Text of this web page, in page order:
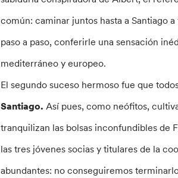
común: caminar juntos hasta a Santiago
paso a paso, conferirle una sensación
mediterráneo y europeo.
El segundo suceso hermoso fue que
Santiago. Así pues, como neófitos,
tranquilizan las bolsas inconfundibles de
las tres jóvenes socias y titulares de la
abundantes: no conseguiremos